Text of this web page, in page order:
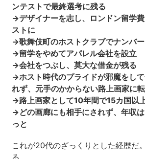
ンテストで最終選考に残る
→デザイナーを志し、ロンドン留学
ストに
→歌舞伎町のホストクラブでナンバ
→留学をやめてアパレル会社を設立
→会社をつぶし、莫大な借金が残る
→ホスト時代のプライドが邪魔をし
れず、元手のかからない路上画家に
→路上画家として10年間で15カ国以
→どの画廊にも相手にされず、年収
っと
これが20代のざっくりとした経歴だ
る。